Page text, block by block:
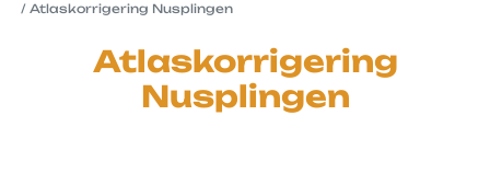
Atlaskorrigering Nusplingen
Atlaskorrigering
Nusplingen